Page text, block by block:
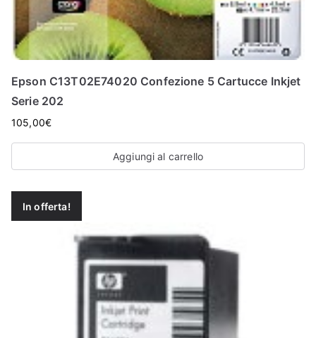
Epson C13T02E74020 Confezione 5 Cartucce Inkjet
Serie 202
105,00€
Aggiungi al carrello
In offerta!